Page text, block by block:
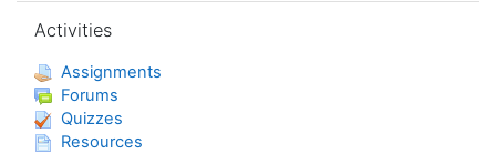
Activities
Assignments
Forums
Quizzes
Resources